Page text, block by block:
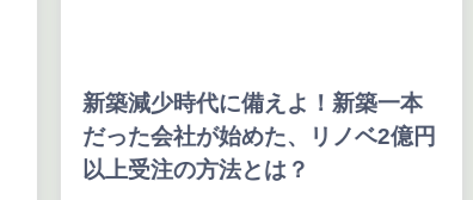
新築減少時代に備えよ！新築一本
だった会社が始めた、リノベ2億円
以上受注の方法とは？